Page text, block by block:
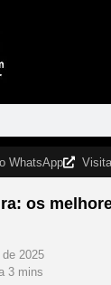
WhatsApp
os
2025